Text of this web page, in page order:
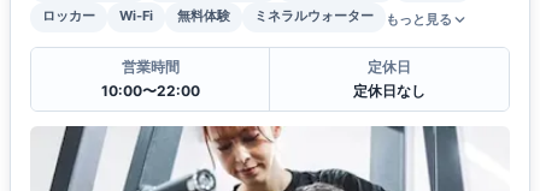
ロッカー
Wi-Fi 無料体験 ミネラルウォーター もっと見る
営業時間
10:00〜22:00
定休日
定休日なし